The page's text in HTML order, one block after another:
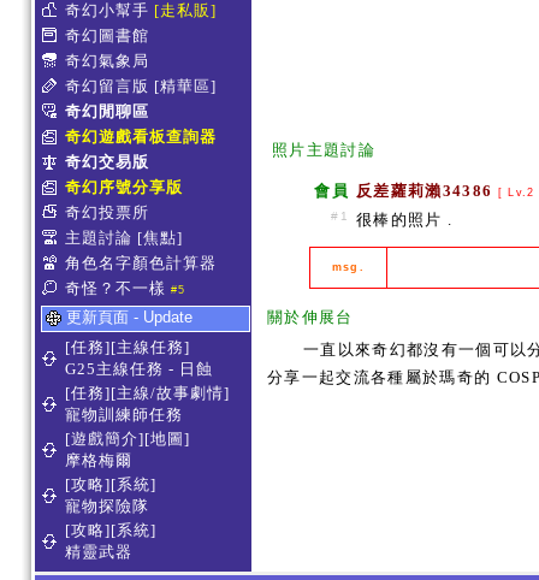
奇幻小幫手 [走私販]
奇幻圖書館
奇幻氣象局
奇幻留言版 [精華區]
奇幻閒聊區
奇幻遊戲看板查詢器
奇幻交易版
奇幻序號分享版
奇幻投票所
主題討論 [焦點]
角色名字顏色計算器
奇怪？不一樣 #5
更新頁面 - Update
[任務][主線任務]
G25主線任務 - 日蝕
[任務][主線/故事劇情]
寵物訓練師任務
[遊戲簡介][地圖]
摩格梅爾
[攻略][系統]
寵物探險隊
[攻略][系統]
精靈武器
照片主題討論
會員 反差蘿莉瀨34386 [
#1 很棒的照片 .
msg.
關於伸展台
一直以來奇幻都沒有一個可以
分享一起交流各種屬於瑪奇的